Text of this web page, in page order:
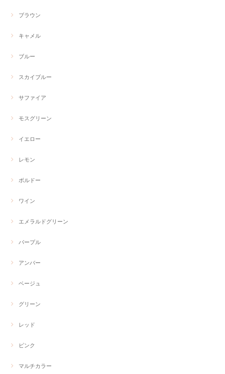
ブラウン
キャメル
ブルー
スカイブルー
サファイア
モスグリーン
イエロー
レモン
ボルドー
ワイン
エメラルドグリーン
パープル
アンバー
ベージュ
グリーン
レッド
ピンク
マルチカラー